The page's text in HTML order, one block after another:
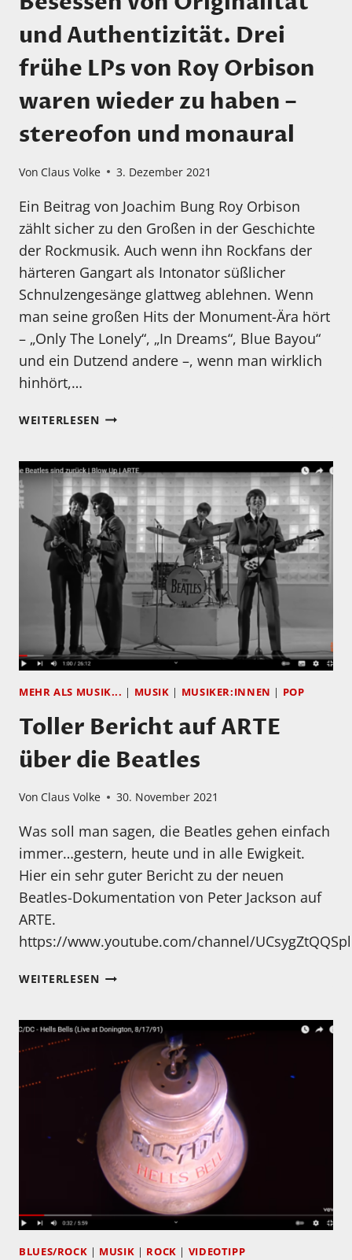
und Authentizität. Drei
frühe LPs von Roy Orbison
waren wieder zu haben –
stereofon und monaural
Von Claus Volke 3. Dezember 2021
Ein Beitrag von Joachim Bung Roy Orbison
zählt sicher zu den Großen in der Geschichte
der Rockmusik. Auch wenn ihn Rockfans der
härteren Gangart als Intonator süßlicher
Schnulzengesänge glattweg ablehnen. Wenn
man seine großen Hits der Monument-Ära hört
– „Only The Lonely“, „In Dreams“, Blue Bayou“
und ein Dutzend andere –, wenn man wirklich
hinhört,…
WEITERLESENBESESSEN
UND
AUTHENTIZITÄT.
DREI
FRÜHE
LPS
VON
ROY
ORBISON
WAREN
WIEDER
ZU
HABEN
–
UND
MEHR ALS MUSIK... | MUSIK | MUSIKER:INNEN | POP
Toller Bericht auf ARTE
über die Beatles
Von Claus Volke 30. November 2021
Was soll man sagen, die Beatles gehen einfach
immer…gestern, heute und in alle Ewigkeit.
Hier ein sehr guter Bericht zu der neuen
Beatles-Dokumentation von Peter Jackson auf
ARTE.
https://www.youtube.com/channel/
WEITERLESENTOLLER
ARTE
DIE
BEATLES
BLUES/ROCK | MUSIK | ROCK | VIDEOTIPP